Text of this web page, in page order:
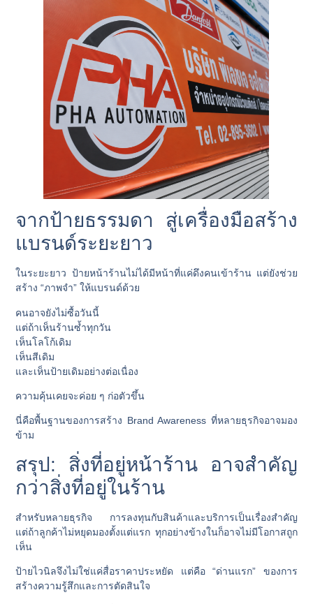
จากป้ายธรรมดา สู่เครื่องมือสร้าง
แบรนด์ระยะยาว
ในระยะยาว ป้ายหน้าร้านไม่ได้มีหน้าที่แค่ดึงคนเข้าร้าน แต่ยังช่วย
สร้าง “ภาพจำ” ให้แบรนด์ด้วย
คนอาจยังไม่ซื้อวันนี้
แต่ถ้าเห็นร้านซ้ำทุกวัน
เห็นโลโก้เดิม
เห็นสีเดิม
และเห็นป้ายเดิมอย่างต่อเนื่อง
ความคุ้นเคยจะค่อย ๆ ก่อตัวขึ้น
นี่คือพื้นฐานของการสร้าง Brand Awareness ที่หลายธุรกิจอาจมอง
ข้าม
สรุป: สิ่งที่อยู่หน้าร้าน อาจสำคัญ
กว่าสิ่งที่อยู่ในร้าน
สำหรับหลายธุรกิจ การลงทุนกับสินค้าและบริการเป็นเรื่องสำคัญ
แต่ถ้าลูกค้าไม่หยุดมองตั้งแต่แรก ทุกอย่างข้างในก็อาจไม่มีโอกาสถูก
เห็น
ป้ายไวนิลจึงไม่ใช่แค่สื่อราคาประหยัด แต่คือ “ด่านแรก” ของการ
สร้างความรู้สึกและการตัดสินใจ